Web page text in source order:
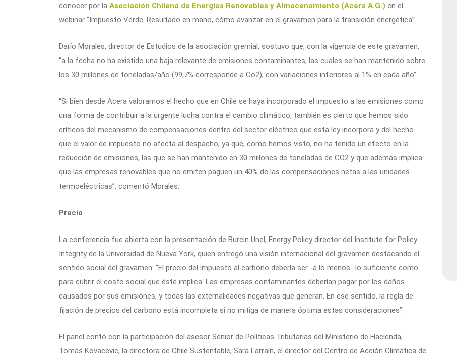
conocer por la Asociación Chilena de Energías Renovables y Almacenamiento (Acera A.G.) en el
webinar “Impuesto Verde: Resultado en mano, cómo avanzar en el gravamen para la transición energética”.
Darío Morales, director de Estudios de la asociación gremial, sostuvo que, con la vigencia de este gravamen,
“a la fecha no ha existido una baja relevante de emisiones contaminantes, las cuales se han mantenido sobre
los 30 millones de toneladas/año (99,7% corresponde a Co2), con variaciones inferiores al 1% en cada año”.
“Si bien desde Acera valoramos el hecho que en Chile se haya incorporado el impuesto a las emisiones como
una forma de contribuir a la urgente lucha contra el cambio climático, también es cierto que hemos sido
críticos del mecanismo de compensaciones dentro del sector eléctrico que esta ley incorpora y del hecho
que el valor de impuesto no afecta al despacho, ya que, como hemos visto, no ha tenido un efecto en la
reducción de emisiones, las que se han mantenido en 30 millones de toneladas de CO2 y que además implica
que las empresas renovables que no emiten paguen un 40% de las compensaciones netas a las unidades
termoeléctricas”, comentó Morales.
Precio
La conferencia fue abierta con la presentación de Burcin Unel, Energy Policy director del Institute for Policy
Integrity de la Universidad de Nueva York, quien entregó una visión internacional del gravamen destacando el
sentido social del gravamen: “El precio del impuesto al carbono debería ser -a lo menos- lo suficiente como
para cubrir el costo social que éste implica. Las empresas contaminantes deberían pagar por los daños
causados por sus emisiones, y todas las externalidades negativas que generan. En ese sentido, la regla de
fijación de precios del carbono está incompleta si no mitiga de manera óptima estas consideraciones”.
El panel contó con la participación del asesor Senior de Políticas Tributarias del Ministerio de Hacienda,
Tomás Kovacevic, la directora de Chile Sustentable, Sara Larraín, el director del Centro de Acción Climática de